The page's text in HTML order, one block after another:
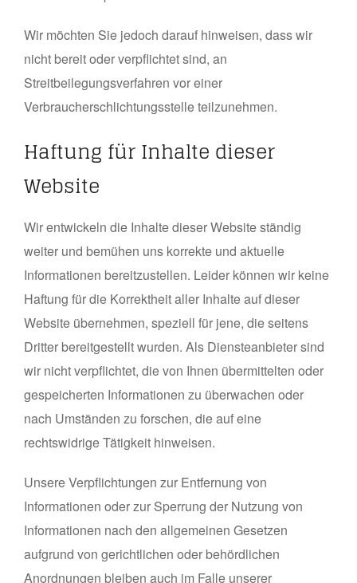
Wir möchten Sie jedoch darauf hinweisen, dass wir
nicht bereit oder verpflichtet sind, an
Streitbeilegungsverfahren vor einer
Verbraucherschlichtungsstelle teilzunehmen.
Haftung für Inhalte dieser
Website
Wir entwickeln die Inhalte dieser Website ständig
weiter und bemühen uns korrekte und aktuelle
Informationen bereitzustellen. Leider können wir keine
Haftung für die Korrektheit aller Inhalte auf dieser
Website übernehmen, speziell für jene, die seitens
Dritter bereitgestellt wurden. Als Diensteanbieter sind
wir nicht verpflichtet, die von Ihnen übermittelten oder
gespeicherten Informationen zu überwachen oder
nach Umständen zu forschen, die auf eine
rechtswidrige Tätigkeit hinweisen.
Unsere Verpflichtungen zur Entfernung von
Informationen oder zur Sperrung der Nutzung von
Informationen nach den allgemeinen Gesetzen
aufgrund von gerichtlichen oder behördlichen
Anordnungen bleiben auch im Falle unserer